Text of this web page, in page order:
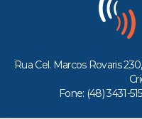
Rua Cel. Marcos Rovaris
Fone: (48) 3431-